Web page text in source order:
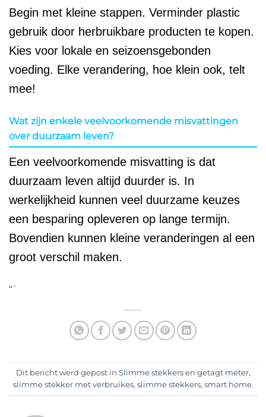
Begin met kleine stappen. Verminder plastic
gebruik door herbruikbare producten te kopen.
Kies voor lokale en seizoensgebonden
voeding. Elke verandering, hoe klein ook, telt
mee!
Wat zijn enkele veelvoorkomende misvattingen
over duurzaam leven?
Een veelvoorkomende misvatting is dat
duurzaam leven altijd duurder is. In
werkelijkheid kunnen veel duurzame keuzes
een besparing opleveren op lange termijn.
Bovendien kunnen kleine veranderingen al een
groot verschil maken.
“`
Dit bericht werd gepost in Slimme stekkersen getagt meter,
slimme stekker met verbruikes, slimme stekkers, smart home.